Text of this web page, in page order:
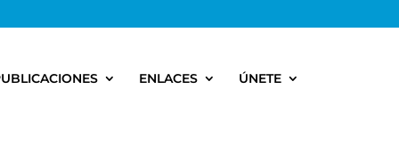
ENLACES ÚNETE